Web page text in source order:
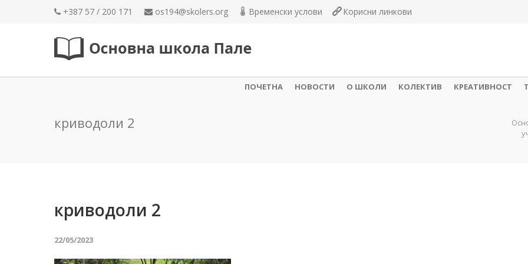
+387 57 / 200 171 os194@skolers.org Временски услови Корисни линкови
ПОЧЕТНА НОВОСТИ О ШКОЛИ КОЛЕКТИВ КРЕАТИВНОСТ
криводоли 2
криводоли 2
22/05/2023